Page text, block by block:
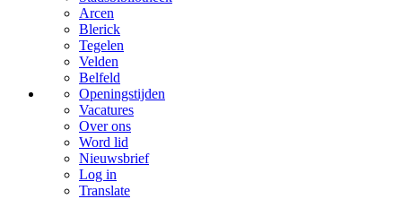
Arcen
Blerick
Tegelen
Velden
Belfeld
Openingstijden
Vacatures
Over ons
Word lid
Nieuwsbrief
Log in
Translate